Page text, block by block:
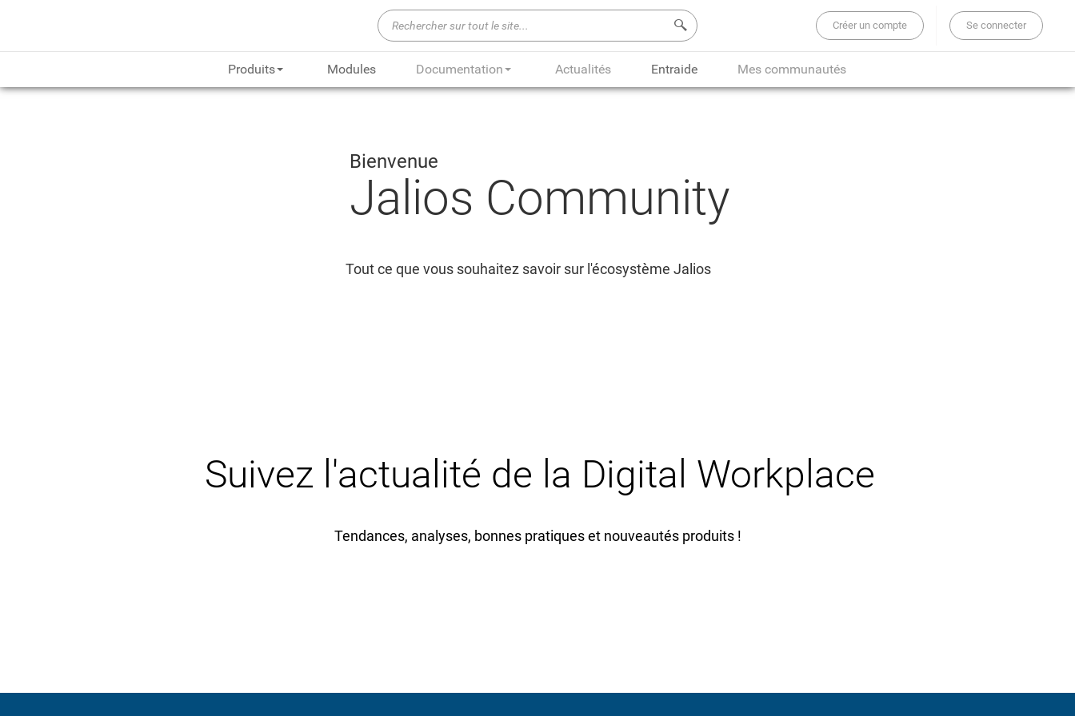
Rechercher sur tout le site...
Créer un compte Se connecter
Produits Modules Documentation Actualités Entraide Mes communautés
Bienvenue
Jalios Community
Tout ce que vous souhaitez savoir sur l'écosystème Jalios
Suivez l'actualité de la Digital Workplace
Tendances, analyses, bonnes pratiques et nouveautés produits !